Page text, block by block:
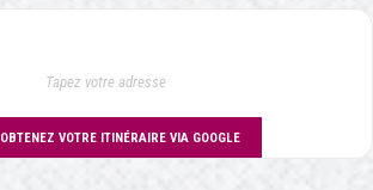
OBTENEZ VOTRE ITINÉRAIRE VIA GOOGLE